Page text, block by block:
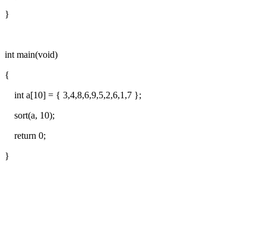
}
int main(void)
{
int a[10] = { 3,4,8,6,9,5,2,6,1,7 };
sort(a, 10);
return 0;
}